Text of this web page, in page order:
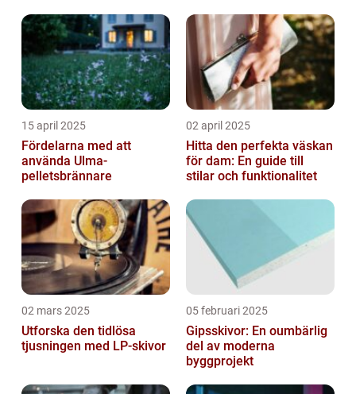
15 april 2025
Fördelarna med att
använda Ulma-
pelletsbrännare
02 april 2025
Hitta den perfekta väskan
för dam: En guide till
stilar och funktionalitet
02 mars 2025
Utforska den tidlösa
tjusningen med LP-skivor
05 februari 2025
Gipsskivor: En oumbärlig
del av moderna
byggprojekt